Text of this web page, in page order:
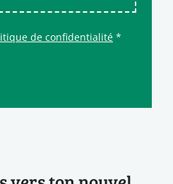
de confidentialité *